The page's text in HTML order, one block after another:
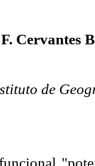
Cervantes
de